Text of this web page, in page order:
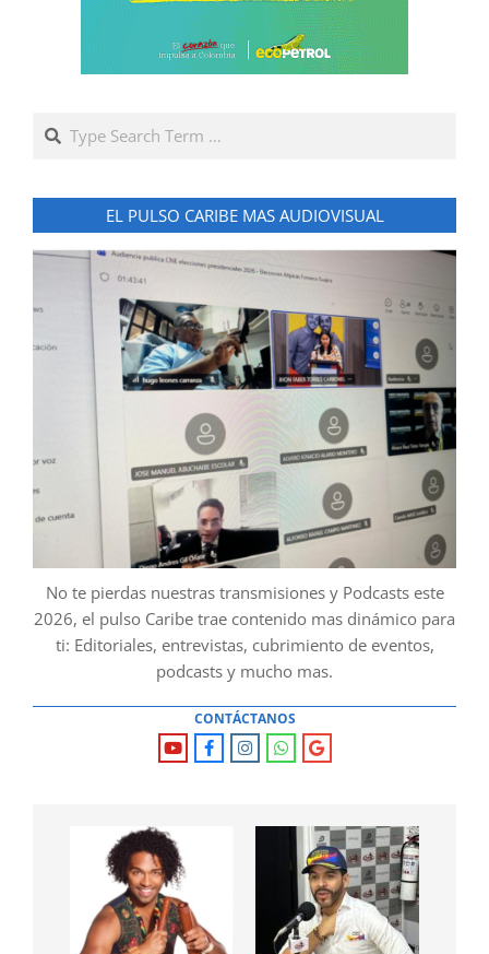
Search
EL PULSO CARIBE MAS AUDIOVISUAL
No te pierdas nuestras transmisiones y Podcasts este
2026, el pulso Caribe trae contenido mas dinámico para
ti: Editoriales, entrevistas, cubrimiento de eventos,
podcasts y mucho mas.
CONTÁCTANOS